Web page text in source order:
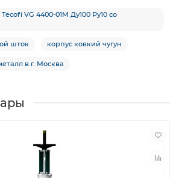
VG 4400-01M Ду100 Ру10 со
шток корпус ковкий чугун
в г. Москва